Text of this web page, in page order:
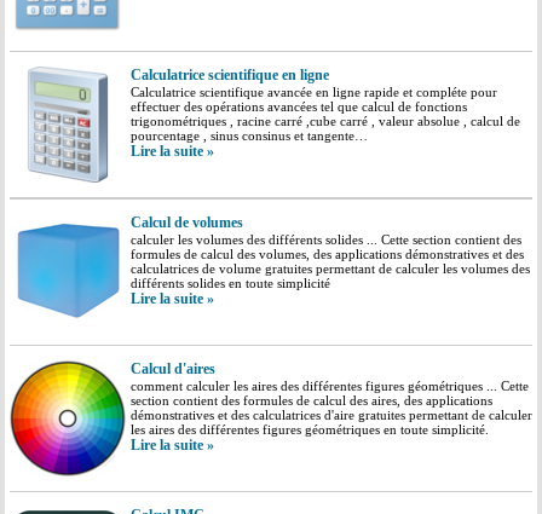
Calculatrice scientifique en ligne
Calculatrice scientifique avancée en ligne rapide et compléte pour
effectuer des opérations avancées tel que calcul de fonctions
trigonométriques , racine carré ,cube carré , valeur absolue , calcul de
pourcentage , sinus consinus et tangente…
Lire la suite »
Calcul de volumes
calculer les volumes des différents solides ... Cette section contient des
formules de calcul des volumes, des applications démonstratives et des
calculatrices de volume gratuites permettant de calculer les volumes des
différents solides en toute simplicité
Lire la suite »
Calcul d'aires
comment calculer les aires des différentes figures géométriques ... Cette
section contient des formules de calcul des aires, des applications
démonstratives et des calculatrices d'aire gratuites permettant de calculer
les aires des différentes figures géométriques en toute simplicité.
Lire la suite »